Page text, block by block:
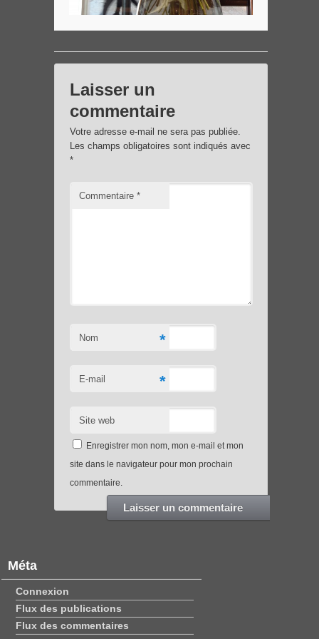
Laisser un
commentaire
Votre adresse e-mail ne sera pas publiée.
Les champs obligatoires sont indiqués avec
*
Commentaire *
Nom *
E-mail *
Site web
Enregistrer mon nom, mon e-mail et mon
site dans le navigateur pour mon prochain
commentaire.
Méta
Connexion
Flux des publications
Flux des commentaires